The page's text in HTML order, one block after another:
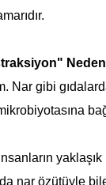
Nar gibi
İnsanların
nar özütüyle